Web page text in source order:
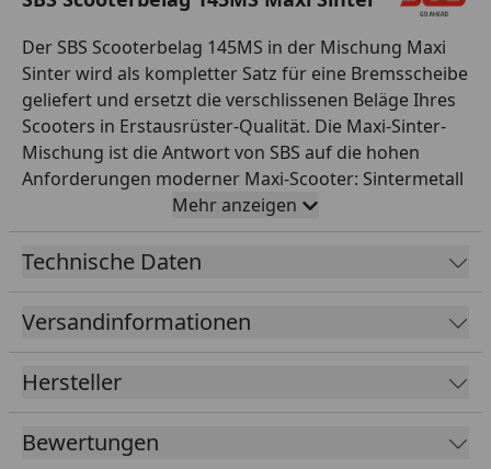
Der SBS Scooterbelag 145MS in der Mischung Maxi
Sinter wird als kompletter Satz für eine Bremsscheibe
geliefert und ersetzt die verschlissenen Beläge Ihres
Scooters in Erstausrüster-Qualität. Die Maxi-Sinter-
Mischung ist die Antwort von SBS auf die hohen
Anforderungen moderner Maxi-Scooter: Sintermetall
mit hoher Bremskraft und Standfestigkeit, ausgelegt
auf das höhere Gewicht und die höheren
Geschwindigkeiten großvolumiger Roller –
Zweipersonenbetrieb. Alle SBS Bremsbeläge werden
asbestfrei gefertigt, durchlaufen eine strenge
Bremsanlage abgestimmt – für passgenaue Montage
ohne Nacharbeit. SBS aus Dänemark entwickelt und
fertigt seit 1964 Reibbeläge für Motorräder und ist
Mehr anzeigen
Technische Daten
Versandinformationen
Hersteller
Bewertungen